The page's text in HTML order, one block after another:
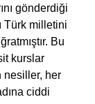
gönderdiği
Türk milletini
Bu
kurslar
nesiller, her
ciddi